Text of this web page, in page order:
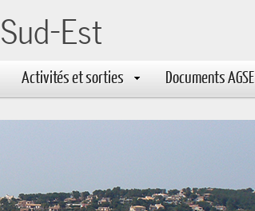
Est
Activités et sorties Documents AGSE